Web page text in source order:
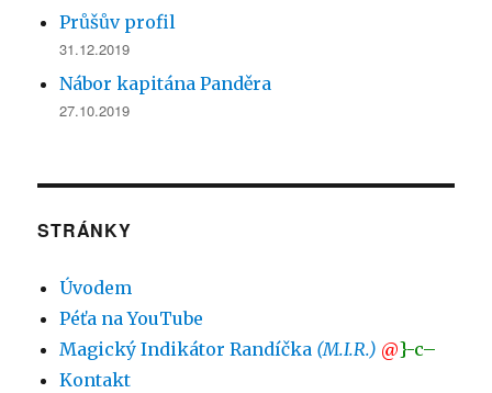
Průšův profil
31.12.2019
Nábor kapitána Panděra
27.10.2019
STRÁNKY
Úvodem
Péťa na YouTube
Magický Indikátor Randíčka (M.I.R.) @}-c–
Kontakt